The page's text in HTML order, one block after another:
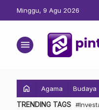
Minggu, 9 Agu 2026
menu
home Agama Budaya
TRENDING TAGS